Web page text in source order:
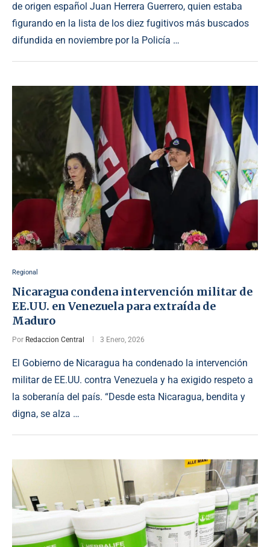
de origen español Juan Herrera Guerrero, quien estaba
figurando en la lista de los diez fugitivos más buscados
difundida en noviembre por la Policía …
Regional
Nicaragua condena intervención militar de
EE.UU. en Venezuela para extraída de
Maduro
Por Redaccion Central 3 Enero, 2026
El Gobierno de Nicaragua ha condenado la intervención
militar de EE.UU. contra Venezuela y ha exigido respeto a
la soberanía del país. “Desde esta Nicaragua, bendita y
digna, se alza …